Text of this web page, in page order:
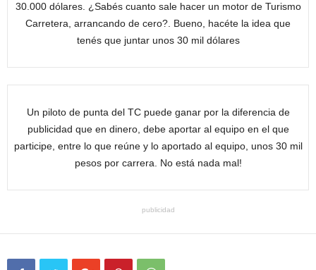
30.000 dólares. ¿Sabés cuanto sale hacer un motor de Turismo
Carretera, arrancando de cero?. Bueno, hacéte la idea que
tenés que juntar unos 30 mil dólares
Un piloto de punta del TC puede ganar por la diferencia de
publicidad que en dinero, debe aportar al equipo en el que
participe, entre lo que reúne y lo aportado al equipo, unos 30 mil
pesos por carrera. No está nada mal!
publicidad